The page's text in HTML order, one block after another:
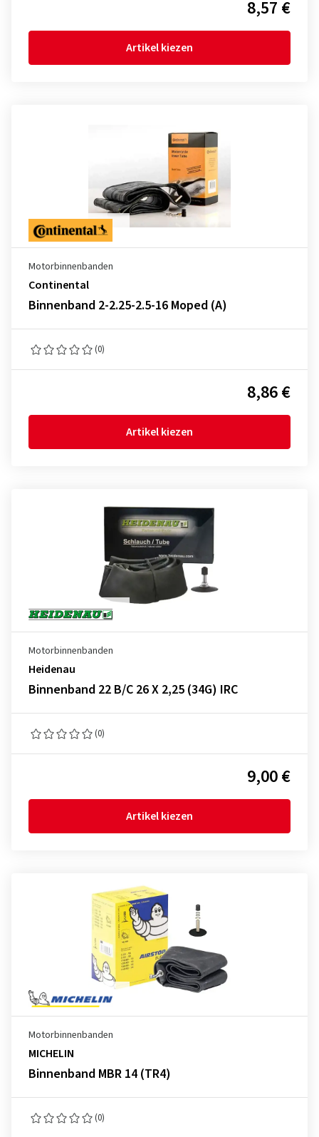
8,57 €
Artikel kiezen
Motorbinnenbanden
Continental
Binnenband 2-2.25-2.5-16 Moped (A)
(0)
8,86 €
Artikel kiezen
Motorbinnenbanden
Heidenau
Binnenband 22 B/C 26 X 2,25 (34G) IRC
(0)
9,00 €
Artikel kiezen
Motorbinnenbanden
MICHELIN
Binnenband MBR 14 (TR4)
(0)